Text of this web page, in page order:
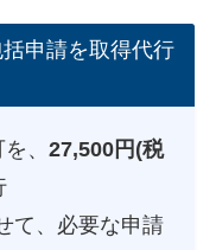
申請を取得代行
、 27,500円(税
て、必要な申請